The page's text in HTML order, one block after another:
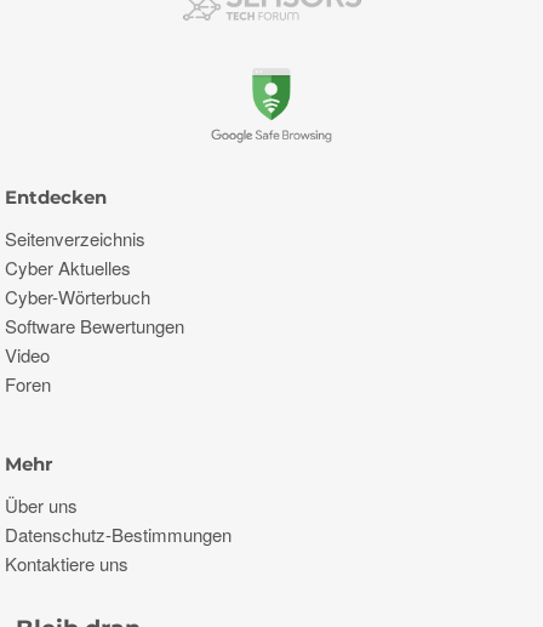
Entdecken
Seitenverzeichnis
Cyber ​​Aktuelles
Cyber-Wörterbuch
Software Bewertungen
Video
Foren
Mehr
Über uns
Datenschutz-Bestimmungen
Kontaktiere uns